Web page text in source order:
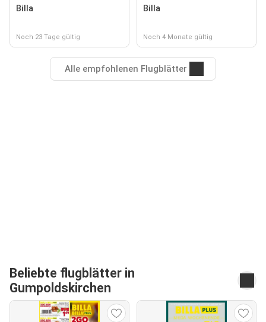
Billa
Noch 23 Tage gültig
Billa
Noch 4 Monate gültig
Alle empfohlenen Flugblätter
Beliebte flugblätter in
Gumpoldskirchen